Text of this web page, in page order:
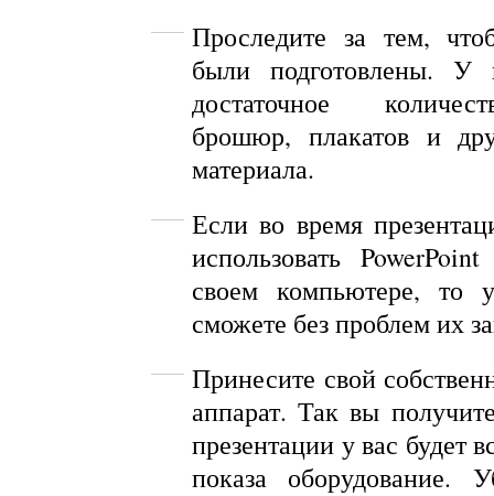
Проследите за тем,
были подготовлены. У
достаточное
брошюр, плакатов и
материала.
Если во время
использовать PowerPoint
своем компьютере, то
сможете без проблем их
Принесите свой
аппарат. Так вы
презентации у вас будет
показа оборудование.